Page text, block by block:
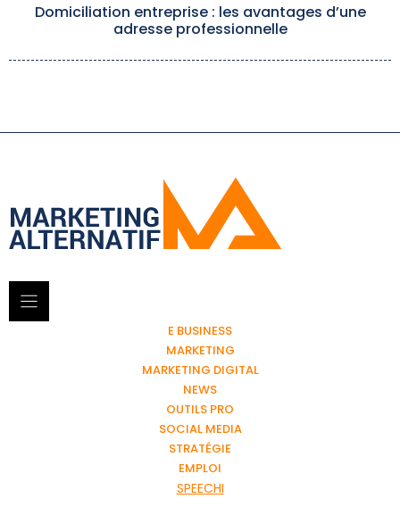
Domiciliation entreprise : les avantages d’une
adresse professionnelle
E BUSINESS
MARKETING
MARKETING DIGITAL
NEWS
OUTILS PRO
SOCIAL MEDIA
STRATÉGIE
EMPLOI
SPEECHI